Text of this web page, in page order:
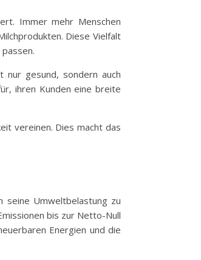
Immer mehr Menschen
Diese Vielfalt
nur gesund, sondern auch
ihren Kunden eine breite
vereinen. Dies macht das
seine Umweltbelastung zu
bis zur Netto-Null
Energien und die